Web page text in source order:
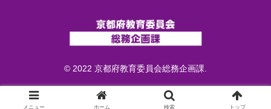
© 2022 京都府教育委員会総務企画課.
メニュー ホーム 検索 トップ